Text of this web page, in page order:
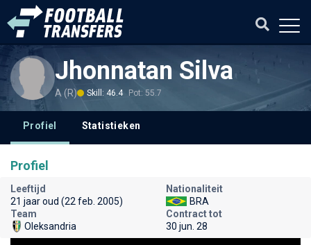
Jhonnatan Silva
A (R) Skill: 46.4 Pot: 55.7
Profiel Statistieken
Profiel
Leeftijd
21 jaar oud (22 feb. 2005)
Nationaliteit
BRA
Team
Oleksandria
Contract tot
30 jun. 28